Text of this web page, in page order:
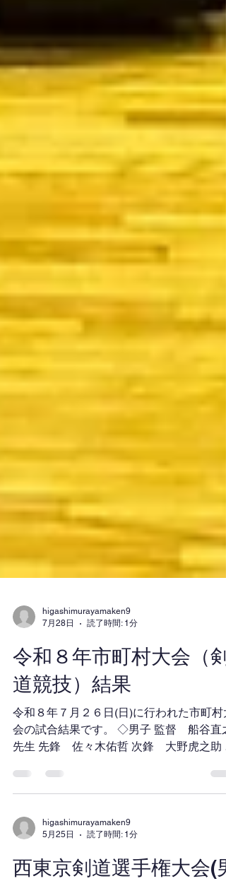
higashimurayamaken9
7月28日
読了時間: 1分
令和８年市町村大会（剣
道競技）結果
令和８年７月２６日(日)に行われた市町村
堅 木村勇斗 副将 立原遥希 大将 中﨑駿
太郎 ◇女子 監督 船谷幸子先生 先鋒 下
果 【男子】 １回戦 対武蔵野市 ２－
higashimurayamaken9